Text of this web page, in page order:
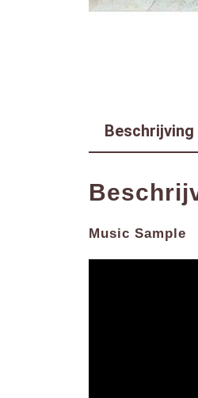
Beschrijving
Music Sample